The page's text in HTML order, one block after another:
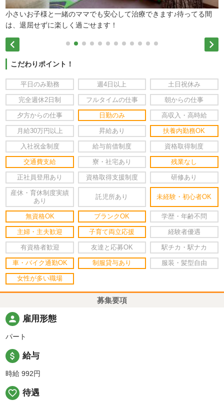
小さいお子様と一緒のママでも安心して治療できます♪待ってる間
は、退屈せずに楽しく過ごせます！
 
こだわりポイント！
平日のみ勤務 週4日以上 土日祝休み
完全週休2日制 フルタイムの仕事 朝からの仕事
夕方からの仕事 日勤のみ 高収入・高時給
月給30万円以上 昇給あり 扶養内勤務OK
入社祝金制度 給与前借制度 資格取得制度
交通費支給 寮・社宅あり 残業なし
正社員登用あり 資格取得支援制度 研修あり
産休・育休制度実績
あり
託児所あり 未経験・初心者OK
無資格OK ブランクOK 学歴・年齢不問
主婦・主夫歓迎 子育て両立応援 経験者優遇
有資格者歓迎 友達と応募OK 駅チカ・駅ナカ
車・バイク通勤OK 制服貸与あり 服装・髪型自由
女性が多い職場
募集要項
person 雇用形態
パート
attach_money 給与
時給 992円
favorite_border 待遇